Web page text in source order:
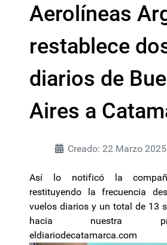
Aerolíneas
restablece
diarios de
Aires a
Creado: 22 Marzo 2025
Así lo notificó la
restituyendo la frecuencia
vuelos diarios y un total de 13
hacia nuestra
eldiariodecatamarca.com